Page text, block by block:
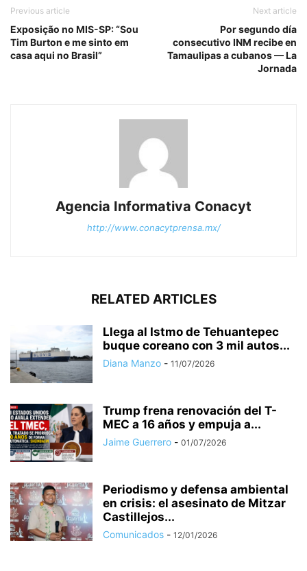
Previous article
Exposição no MIS-SP: “Sou
Tim Burton e me sinto em
casa aqui no Brasil”
Next article
Por segundo día
consecutivo INM recibe en
Tamaulipas a cubanos — La
Jornada
Agencia Informativa Conacyt
http://www.conacytprensa.mx/
RELATED ARTICLES
Llega al Istmo de Tehuantepec
buque coreano con 3 mil autos...
Diana Manzo - 11/07/2026
Trump frena renovación del T-
MEC a 16 años y empuja a...
Jaime Guerrero - 01/07/2026
Periodismo y defensa ambiental
en crisis: el asesinato de Mitzar
Castillejos...
Comunicados - 12/01/2026